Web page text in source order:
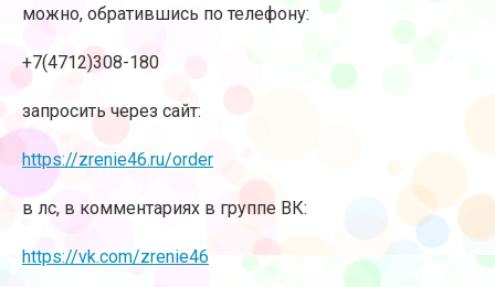
можно, обратившись по телефону:
+7(4712)308-180
запросить через сайт:
https://zrenie46.ru/order
в лс, в комментариях в группе ВК:
https://vk.com/zrenie46